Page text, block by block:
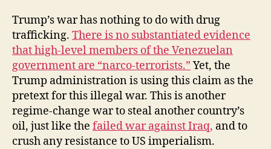
Trump’s war has nothing to do with drug
trafficking. There is no substantiated evidence
that high-level members of the Venezuelan
government are “narco-terrorists.” Yet, the
Trump administration is using this claim as the
pretext for this illegal war. This is another
regime-change war to steal another country’s
oil, just like the failed war against Iraq, and to
crush any resistance to US imperialism.